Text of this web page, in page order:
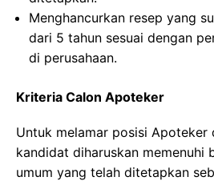
Menghancurkan resep yang
dari 5 tahun sesuai dengan
di perusahaan.
Kriteria Calon Apoteker
Untuk melamar posisi Apoteker
kandidat diharuskan memenuhi
umum yang telah ditetapkan